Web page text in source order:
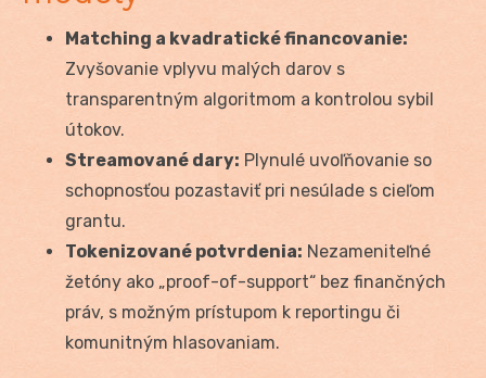
Matching a kvadratické financovanie:
Zvyšovanie vplyvu malých darov s
transparentným algoritmom a kontrolou sybil
útokov.
Streamované dary: Plynulé uvoľňovanie so
schopnosťou pozastaviť pri nesúlade s cieľom
grantu.
Tokenizované potvrdenia: Nezameniteľné
žetóny ako „proof-of-support“ bez finančných
práv, s možným prístupom k reportingu či
komunitným hlasovaniam.